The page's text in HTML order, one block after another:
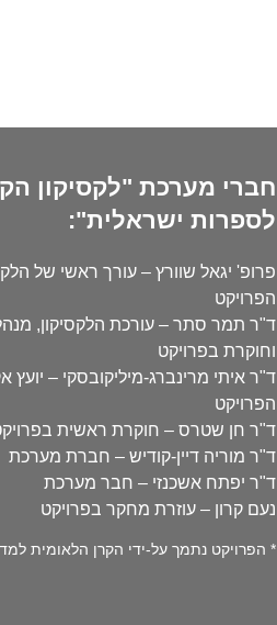
חברי מערכת "לקסיקון
לספרות ישראלית":
פרופ' יגאל שוורץ – עורך ראשי של
הפרויקט
ד"ר תמר סתר – עורכת הלקסיקון,
וחוקרת בפרויקט
ד"ר איתי מרינברג-מיליקובסקי – יועץ
הפרויקט
ד"ר חן שטרס – חוקרת ראשית
ד"ר מוריה דיין-קודיש – חברת מערכת
ד"ר יפתח אשכנזי – חבר מערכת
נעם קרון – עוזרת מחקר בפרויקט
* הפרויקט נתמך על-ידי הקרן הלאומית